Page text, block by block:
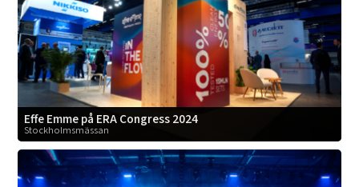
Effe Emme på ERA Congress 2024
Stockholmsmässan